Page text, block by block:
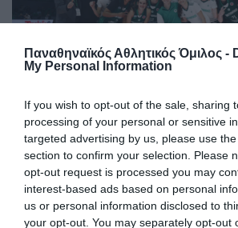
Παναθηναϊκός Αθλητικός Όμιλος -
My Personal Information
If you wish to opt-out of the sale, sharing
processing of your personal or sensitive
targeted advertising by us, please use
section to confirm your selection. Please
opt-out request is processed you may
interest-based ads based on personal
us or personal information disclosed to
your opt-out. You may separately opt-out
Women
Ο Παναθηναϊκός έμαθε το μονοπάτι του
στους ομίλους της EuroLeague.
16.07.2026 ΜΠΑΣΚΕΤ ΓΥΝΑΙΚΩΝ